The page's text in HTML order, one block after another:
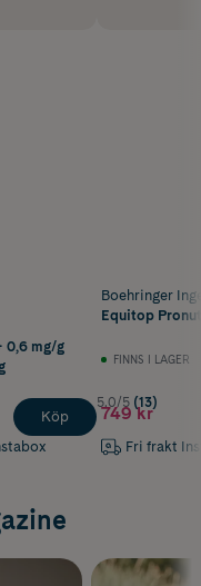
0,6 mg/g
Köp
Boehringer
Equitop
FINNS I LAGER
5.0/5 (13)
749 kr
Fri frakt